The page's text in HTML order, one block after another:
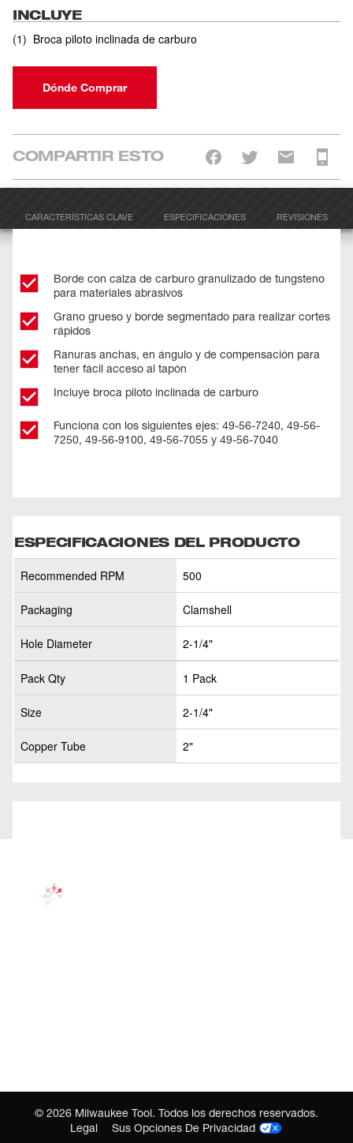
INCLUYE
(1) Broca piloto inclinada de carburo
Dónde Comprar
COMPARTIR ESTO
CARACTERÍSTICAS CLAVE ESPECIFICACIONES REVISIONES
Borde con calza de carburo granulizado de tungsteno
para materiales abrasivos
Grano grueso y borde segmentado para realizar cortes
rápidos
Ranuras anchas, en ángulo y de compensación para
tener fácil acceso al tapón
Incluye broca piloto inclinada de carburo
Funciona con los siguientes ejes: 49-56-7240, 49-56-
7250, 49-56-9100, 49-56-7055 y 49-56-7040
ESPECIFICACIONES DEL PRODUCTO
Recommended RPM 500
Packaging Clamshell
Hole Diameter 2-1/4"
Pack Qty 1 Pack
Size 2-1/4"
Copper Tube 2"
© 2026 Milwaukee Tool. Todos los derechos reservados.
Legal
Sus Opciones De Privacidad